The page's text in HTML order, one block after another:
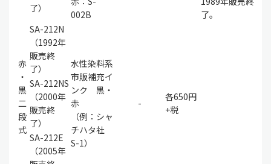
赤
・
黒
二
段
式
了）
002B
了。
SA-212N
（1992年
販売終
了）
水性染料系
市販補充イ
ンク 黒・
赤
（例：シャ
チハタ社
S-1）
-
各650円
+税
SA-212NS
（2000年
販売終
了）
SA-212E
（2005年